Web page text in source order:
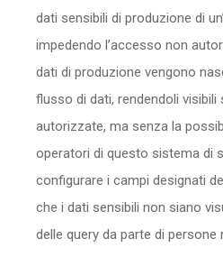
dati sensibili di produzione di
impedendo l’accesso non
dati di produzione vengono
flusso di dati, rendendoli visibili
autorizzate, ma senza la
operatori di questo sistema di
configurare i campi designati
che i dati sensibili non siano
delle query da parte di persone